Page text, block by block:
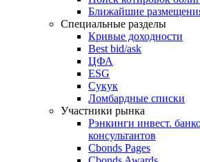
Ближайшие
Специальные разделы
Кривые доходности
Best bid/ask
ЦФА
ESG
Сукук
Ломбардные списки
Участники рынка
Рэнкинги инвест.
консультантов
Cbonds Pages